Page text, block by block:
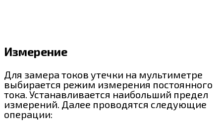
Измерение
Для замера токов утечки на мультиметре
выбирается режим измерения постоянного
тока. Устанавливается наибольший предел
измерений. Далее проводятся следующие
операции: